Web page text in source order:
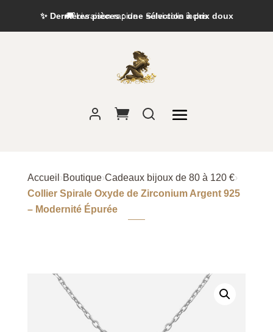
✨ Dernières pièces : une sélection à prix doux
Accueil ›Boutique›Cadeaux bijoux de 80 à 120 €›
Collier Spirale Oxyde de Zirconium Argent 925
– Modernité Épurée